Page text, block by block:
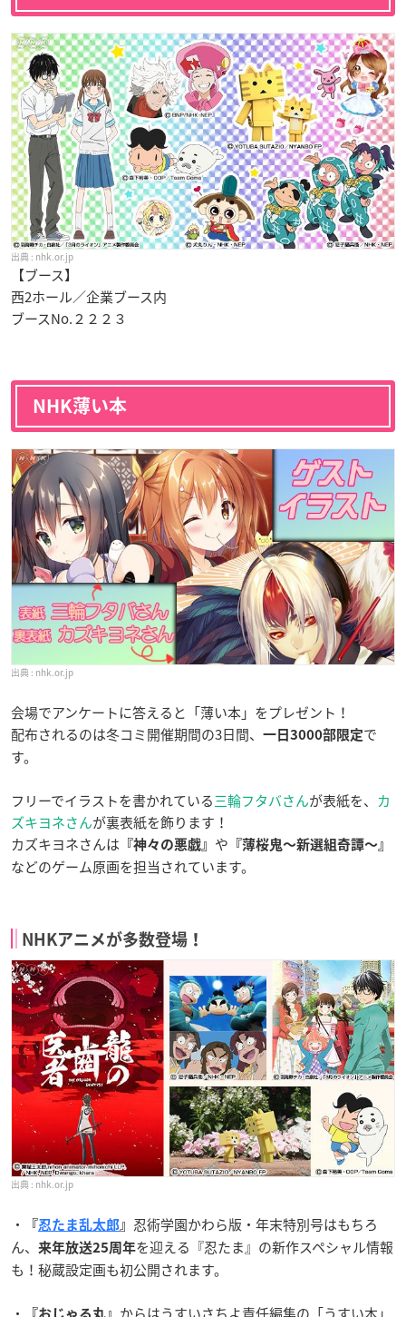
nhk.or.jp
【ブース】
西2ホール／企業ブース内
ブースNo.２２２３
NHK薄い本
nhk.or.jp
会場でアンケートに答えると「薄い本」をプレゼント！
配布されるのは冬コミ開催期間の3日間、
一日3000部限定で
す。
フリーでイラストを書かれている三輪フタバさんが表紙を、 カ
ズキヨネさんが裏表紙を飾ります！
カズキヨネさんは 『神々の悪戯』 や 『薄桜鬼〜新選組奇譚〜』
などのゲーム原画を担当されています。
NHKアニメが多数登場！
nhk.or.jp
・ 『忍たま乱太郎 』 忍術学園かわら版・年末特別号はもちろ
ん、
来年放送25周年を迎える『忍たま』の新作スペシャル情報
も！秘蔵設定画も初公開されます。
『おじゃる丸』